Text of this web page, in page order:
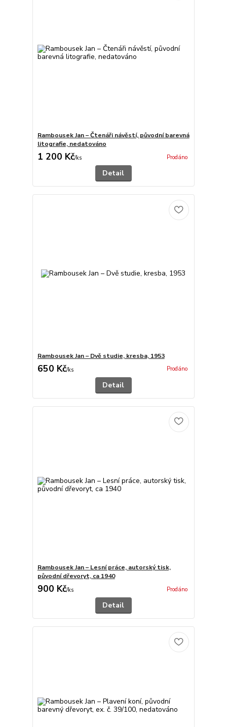
Rambousek Jan – Čtenáři návěstí, původní barevná
litografie, nedatováno
1 200 Kč/ks Prodáno
Detail
Rambousek Jan – Dvě studie, kresba, 1953
650 Kč/ks Prodáno
Detail
Rambousek Jan – Lesní práce, autorský tisk,
původní dřevoryt, ca 1940
900 Kč/ks Prodáno
Detail